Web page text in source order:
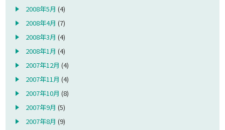
2008年5月 (4)
2008年4月 (7)
2008年3月 (4)
2008年1月 (4)
2007年12月 (4)
2007年11月 (4)
2007年10月 (8)
2007年9月 (5)
2007年8月 (9)